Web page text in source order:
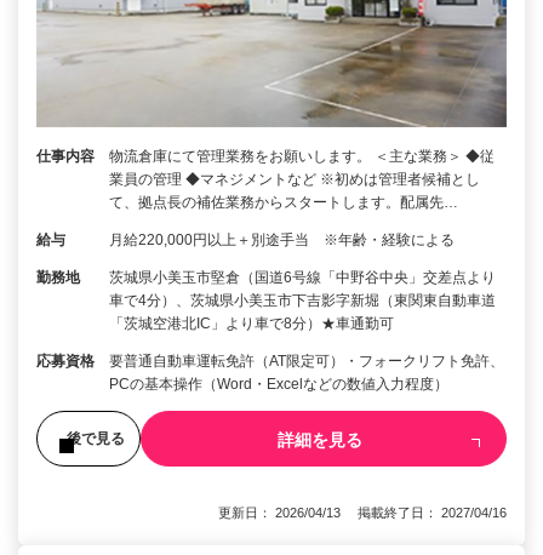
仕事内容
物流倉庫にて管理業務をお願いします。 ＜主な業務＞ ◆従
業員の管理 ◆マネジメントなど ※初めは管理者候補とし
て、拠点長の補佐業務からスタートします。配属先…
給与 月給220,000円以上＋別途手当 ※年齢・経験による
勤務地
茨城県小美玉市堅倉（国道6号線「中野谷中央」交差点より
車で4分）、茨城県小美玉市下吉影字新堀（東関東自動車道
「茨城空港北IC」より車で8分）★車通勤可
応募資格
要普通自動車運転免許（AT限定可）・フォークリフト免許、
PCの基本操作（Word・Excelなどの数値入力程度）
後で見る 詳細を見る
更新日： 2026/04/13 掲載終了日： 2027/04/16